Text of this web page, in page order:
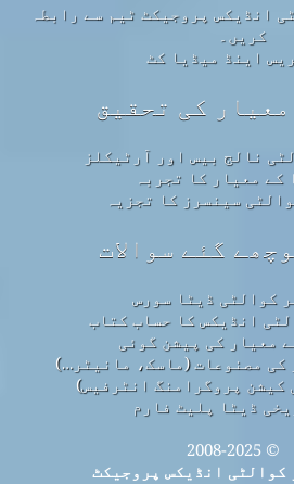
انڈیکس پروجیکٹ ٹیم سے رابطہ
کریں۔
اینڈ میڈیا کٹ
کی تحقیق
نالج بیس اور آرٹیکلز
کے معیار کا تجربہ
سینسرز کا تجزیہ
گئے سوالات
کوالٹی ڈیٹا سورس
انڈیکس کا حساب کتاب
معیار کی پیشن گوئی
کی مصنوعات (ماسک، مانیٹر…)
ڈیٹا پلیٹ فارم
© 2008-2025
کوالٹی انڈیکس پروجیکٹ